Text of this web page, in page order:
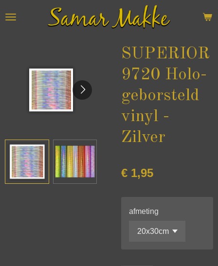
direct
SUPERIOR
9720 Holo-
geborsteld
vinyl -
Zilver
€ 1,95
afmeting